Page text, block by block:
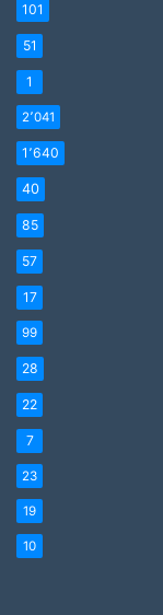
101
51
1
2٬041
1٬640
40
85
57
17
99
28
22
7
23
19
10